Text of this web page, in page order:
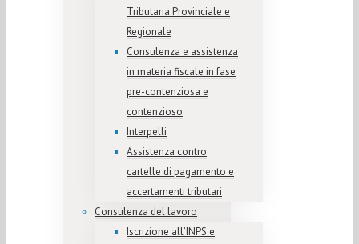
Tributaria Provinciale e
Regionale
Consulenza e assistenza
in materia fiscale in fase
pre-contenziosa e
contenzioso
Interpelli
Assistenza contro
cartelle di pagamento e
accertamenti tributari
Consulenza del lavoro
Iscrizione all’INPS e